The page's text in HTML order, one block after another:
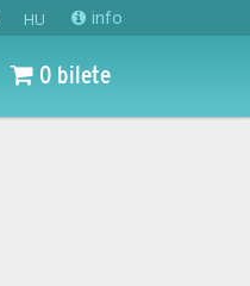
HU info
0 bilete